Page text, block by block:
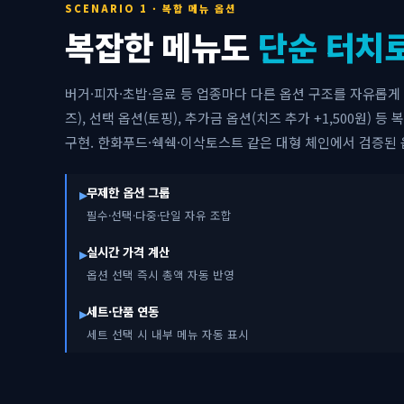
SCENARIO 1 · 복합 메뉴 옵션
복잡한 메뉴도 단순 터치
버거·피자·초밥·음료 등 업종마다 다른 옵션 구조를 자유롭
즈), 선택 옵션(토핑), 추가금 옵션(치즈 추가 +1,500원) 등
구현. 한화푸드·쉑쉑·이삭토스트 같은 대형 체인에서 검증된
▸무제한 옵션 그룹
필수·선택·다중·단일 자유 조합
▸실시간 가격 계산
옵션 선택 즉시 총액 자동 반영
▸세트·단품 연동
세트 선택 시 내부 메뉴 자동 표시